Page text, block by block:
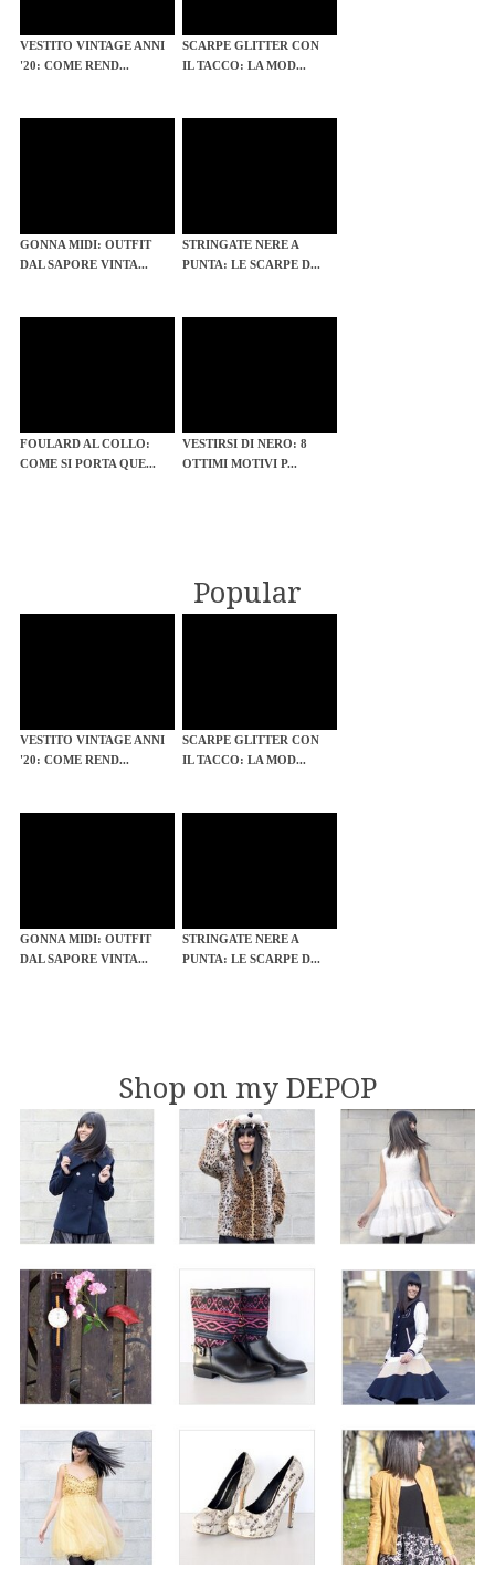
VESTITO VINTAGE ANNI
'20: COME REND...
SCARPE GLITTER CON
IL TACCO: LA MOD...
GONNA MIDI: OUTFIT
DAL SAPORE VINTA...
STRINGATE NERE A
PUNTA: LE SCARPE D...
FOULARD AL COLLO:
COME SI PORTA QUE...
VESTIRSI DI NERO: 8
OTTIMI MOTIVI P...
Popular
VESTITO VINTAGE ANNI
'20: COME REND...
SCARPE GLITTER CON
IL TACCO: LA MOD...
GONNA MIDI: OUTFIT
DAL SAPORE VINTA...
STRINGATE NERE A
PUNTA: LE SCARPE D...
Shop on my DEPOP